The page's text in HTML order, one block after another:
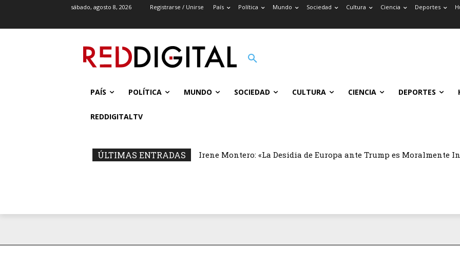
sábado, agosto 8, 2026 Registrarse / Unirse País Política Mundo Sociedad Cultura Ciencia Deportes
PAÍS POLÍTICA MUNDO SOCIEDAD CULTURA CIENCIA DEPORTES
REDDIGITALTV
ÚLTIMAS ENTRADAS Irene Montero: «La Desidia de Europa ante Trump es Moralmente